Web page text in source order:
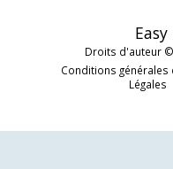
transformant le tricycle
tricycle ordinaire.
Droits d'auteur
Conditions générales
Légales